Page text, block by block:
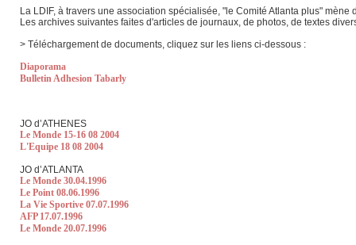
La LDIF, à travers une association spécialisée, "le Comité Atlanta plus"
Les archives suivantes faites d'articles de journaux, de photos, de textes
> Téléchargement de documents, cliquez sur les liens ci-dessous :
Diaporama
Bulletin Adhesion Tabarly
JO d’ATHENES
Le Monde 15-16 08 2004
L'Equipe 18 08 2004
JO d’ATLANTA
Le Monde 30.04.1996
Le Point 08.06.1996
La Vie Sportive 07.07.1996
AFP 17.07.1996
Le Monde 20.07.1996